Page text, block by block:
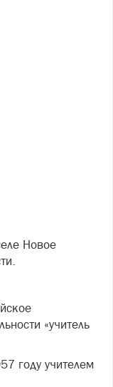
Новое
«учитель
году учителем